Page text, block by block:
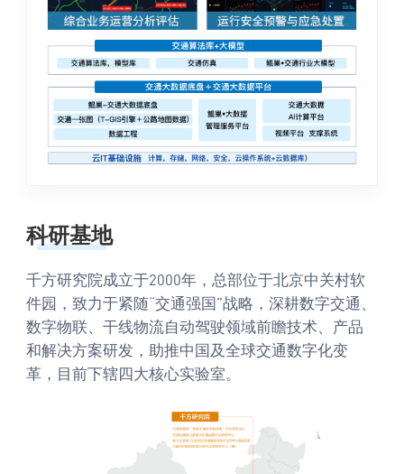
科研基地
千方研究院成立于2000年，总部位于北京中关村软
件园，致力于紧随“交通强国”战略，深耕数字交通、
数字物联、干线物流自动驾驶领域前瞻技术、产品
和解决方案研发，助推中国及全球交通数字化变
革，目前下辖四大核心实验室。